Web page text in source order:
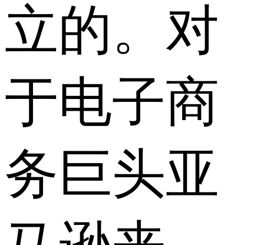
立的。对
于电子商
务巨头亚